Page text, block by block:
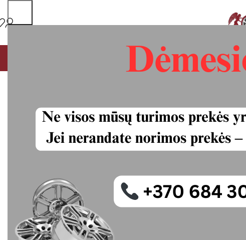
MŪSŲ PASLAUGOSVISOS PREKĖS
Michelin
padangos